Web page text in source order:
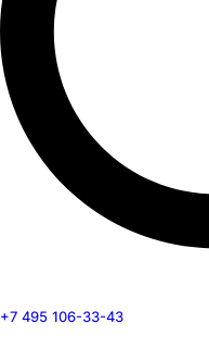
+7 495 106-33-43